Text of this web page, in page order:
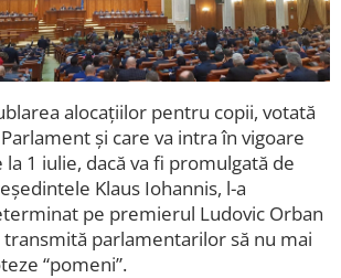
alocațiilor pentru copii, votată
și care va intra în vigoare
la 1 iulie, dacă va fi promulgată de
Klaus Iohannis, l-a
pe premierul Ludovic Orban
transmită parlamentarilor să nu mai
“pomeni”.